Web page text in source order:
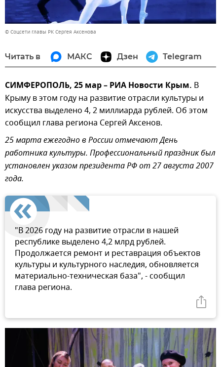
© Соцсети главы РК Сергея Аксенова
Читать в МАКС Дзен Telegram
СИМФЕРОПОЛЬ, 25 мар – РИА Новости Крым. В
Крыму в этом году на развитие отрасли культуры и
искусства выделено 4, 2 миллиарда рублей. Об этом
сообщил глава региона Сергей Аксенов.
25 марта ежегодно в России отмечают День
работника культуры. Профессиональный праздник был
установлен указом президента РФ от 27 августа 2007
года.
"В 2026 году на развитие отрасли в нашей
республике выделено 4,2 млрд рублей.
Продолжается ремонт и реставрация объектов
культуры и культурного наследия, обновляется
материально-техническая база", - сообщил
глава региона.